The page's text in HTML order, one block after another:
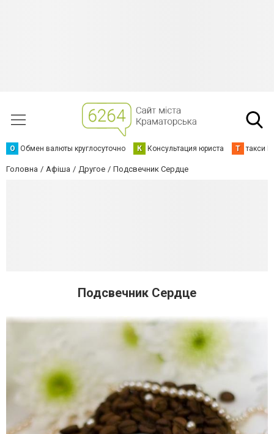
О Обмен валюты круглосуточно К Консультация юриста Т такси
Головна Афіша Другое Подсвечник Сердце
Подсвечник Сердце